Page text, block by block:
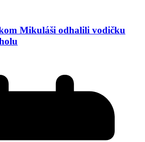
Mikuláši odhalili vodičku